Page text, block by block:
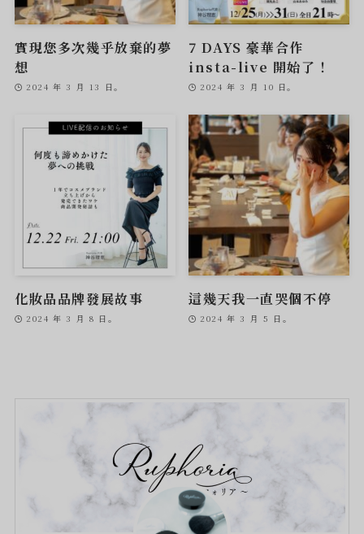
實現您多次幾乎放棄的夢
想
2024 年 3 月 13 日。
7 DAYS 豪華合作
insta-live 開始了！
2024 年 3 月 10 日。
化妝品品牌發展故事
2024 年 3 月 8 日。
這幾天我一直哭個不停
2024 年 3 月 5 日。